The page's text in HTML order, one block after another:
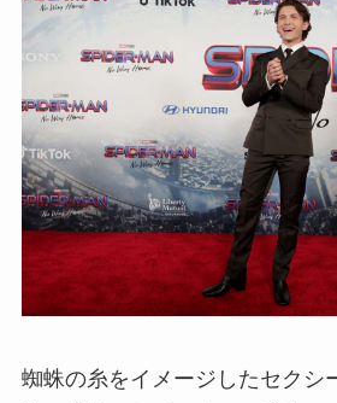
蜘蛛の糸をイメージしたセクシ